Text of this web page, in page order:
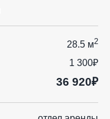
28.5 м2
1 300₽
36 920₽